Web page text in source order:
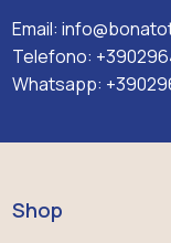
Email:
Telefono:
Whatsapp:
Shop